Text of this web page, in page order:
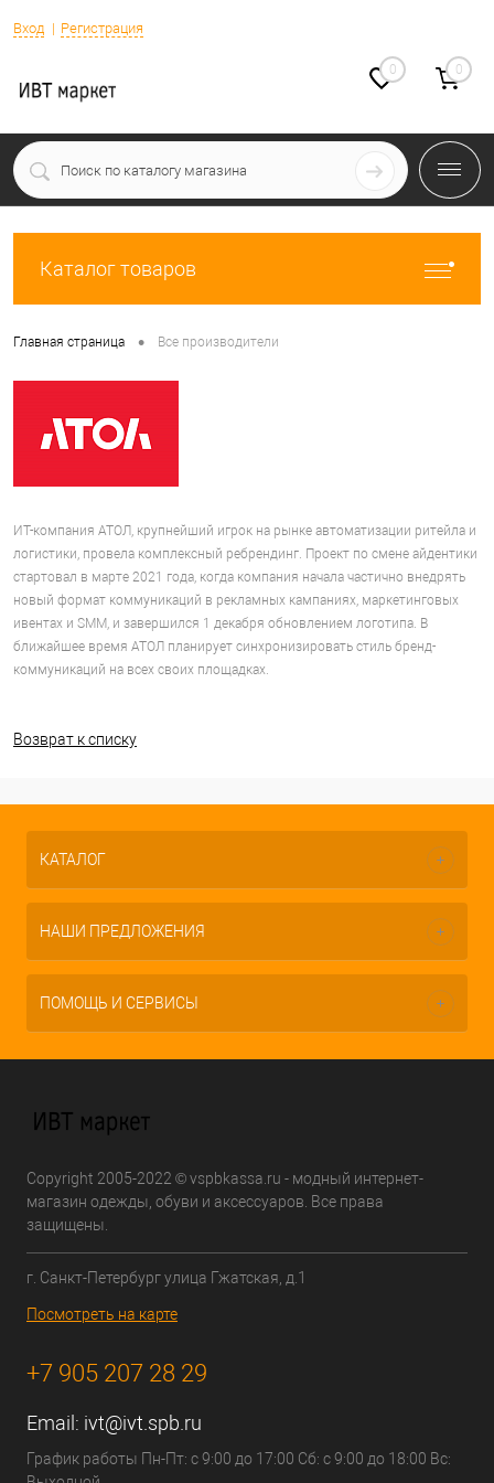
Вход Регистрация
0 0
Каталог товаров
Главная страница • Все производители
ИТ-компания АТОЛ, крупнейший игрок на рынке автоматизации ритейла и
логистики, провела комплексный ребрендинг. Проект по смене айдентики
стартовал в марте 2021 года, когда компания начала частично внедрять
новый формат коммуникаций в рекламных кампаниях, маркетинговых
ивентах и SMM, и завершился 1 декабря обновлением логотипа. В
ближайшее время АТОЛ планирует синхронизировать стиль бренд-
коммуникаций на всех своих площадках.
Возврат к списку
КАТАЛОГ
НАШИ ПРЕДЛОЖЕНИЯ
ПОМОЩЬ И СЕРВИСЫ
Copyright 2005-2022 © vspbkassa.ru - модный интернет-
магазин одежды, обуви и аксессуаров. Все права
защищены.
г. Санкт-Петербург улица Гжатская, д.1
Посмотреть на карте
+7 905 207 28 29
Email: ivt@ivt.spb.ru
График работы Пн-Пт: с 9:00 до 17:00 Сб: с 9:00 до 18:00 Вс: